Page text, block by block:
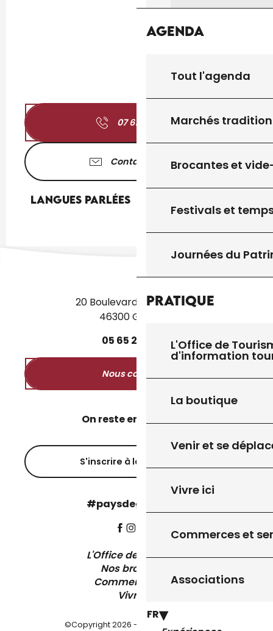
Agenda
Tout l'agenda
Marchés
Brocantes et
Festivals et
Journées du
Pratique
L'Office de
d'information
La boutique
Venir et se
Vivre ici
Commerces et
Associations
FR
07 61 58 26 ▒▒
Contactez-nous
Langues parlées
Langues parlées
20 Boulevard des Martyrs
46300 Gourdon
05 65 27 50
Nous contacter
On reste en contact ?
S'inscrire à la newsletter
#paysdegourdon !
L'Office de Tourisme
Nos brochures
Comment venir ?
Vivre ici
©Copyright 2026 - Pays de Gourdon